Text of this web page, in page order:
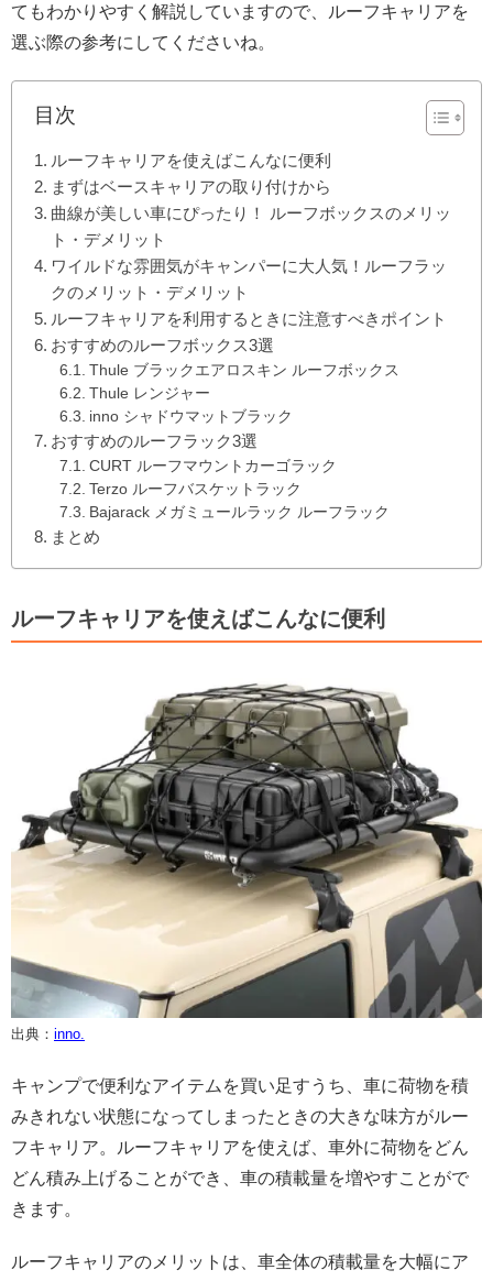
てもわかりやすく解説していますので、ルーフキャリアを
選ぶ際の参考にしてくださいね。
目次
ルーフキャリアを使えばこんなに便利
まずはベースキャリアの取り付けから
曲線が美しい車にぴったり！ ルーフボックスのメリッ
ト・デメリット
ワイルドな雰囲気がキャンパーに大人気！ルーフラッ
クのメリット・デメリット
ルーフキャリアを利用するときに注意すべきポイント
おすすめのルーフボックス3選
Thule ブラックエアロスキン ルーフボックス
Thule レンジャー
inno シャドウマットブラック
おすすめのルーフラック3選
CURT ルーフマウントカーゴラック
Terzo ルーフバスケットラック
Bajarack メガミュールラック ルーフラック
まとめ
ルーフキャリアを使えばこんなに便利
出典： inno.
キャンプで便利なアイテムを買い足すうち、車に荷物を積
みきれない状態になってしまったときの大きな味方がルー
フキャリア。ルーフキャリアを使えば、車外に荷物をどん
どん積み上げることができ、車の積載量を増やすことがで
きます。
ルーフキャリアのメリットは、車全体の積載量を大幅にア